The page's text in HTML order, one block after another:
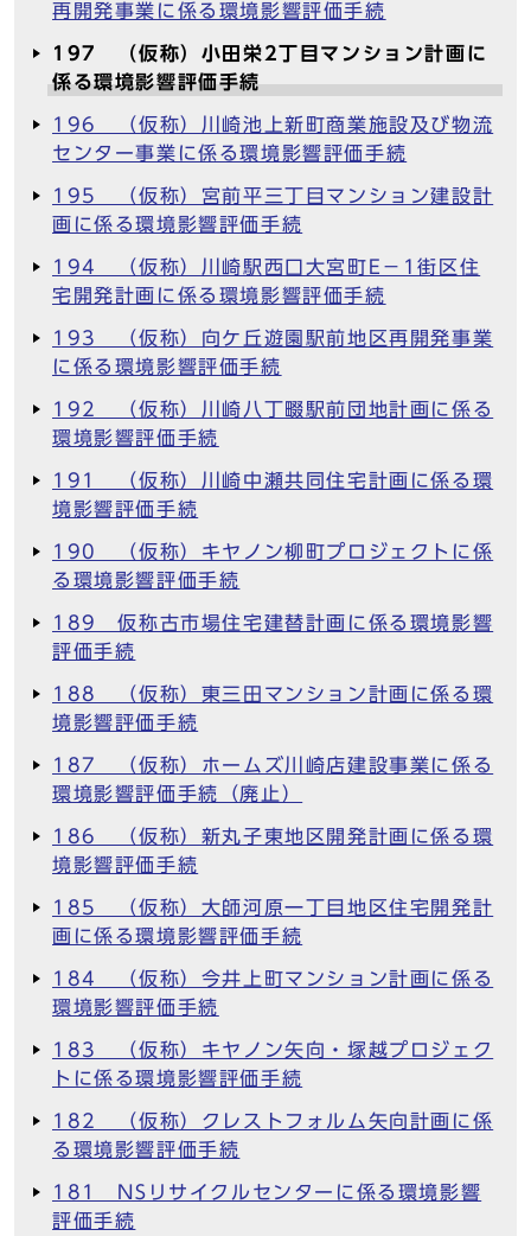
再開発事業に係る環境影響評価手続
197 （仮称）小田栄2丁目マンション計画に
係る環境影響評価手続
196 （仮称）川崎池上新町商業施設及び物流
センター事業に係る環境影響評価手続
195 （仮称）宮前平三丁目マンション建設計
画に係る環境影響評価手続
194 （仮称）川崎駅西口大宮町E－1街区住
宅開発計画に係る環境影響評価手続
193 （仮称）向ケ丘遊園駅前地区再開発事業
に係る環境影響評価手続
192 （仮称）川崎八丁畷駅前団地計画に係る
環境影響評価手続
191 （仮称）川崎中瀬共同住宅計画に係る環
境影響評価手続
190 （仮称）キヤノン柳町プロジェクトに係
る環境影響評価手続
189 仮称古市場住宅建替計画に係る環境影響
評価手続
188 （仮称）東三田マンション計画に係る環
境影響評価手続
187 （仮称）ホームズ川崎店建設事業に係る
環境影響評価手続（廃止）
186 （仮称）新丸子東地区開発計画に係る環
境影響評価手続
185 （仮称）大師河原一丁目地区住宅開発計
画に係る環境影響評価手続
184 （仮称）今井上町マンション計画に係る
環境影響評価手続
183 （仮称）キヤノン矢向・塚越プロジェク
トに係る環境影響評価手続
182 （仮称）クレストフォルム矢向計画に係
る環境影響評価手続
181 NSリサイクルセンターに係る環境影響
評価手続